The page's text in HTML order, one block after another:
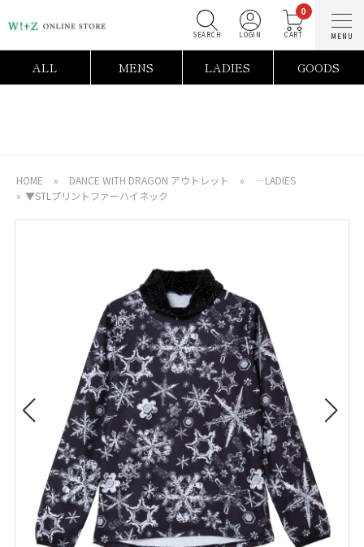
0
ALL MENS LADIES GOODS
HOME » DANCE WITH DRAGON アウトレット »
―LADIES
» ▼STLプリントファーハイネック